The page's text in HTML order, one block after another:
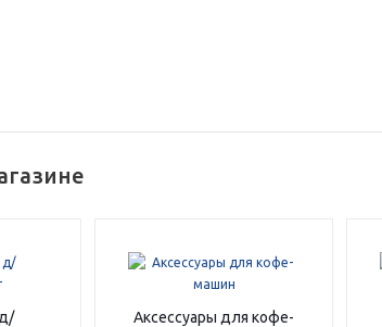
Аксессуары для кофе-